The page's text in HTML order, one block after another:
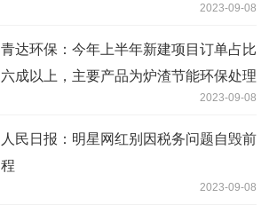
2023-09-08
青达环保：今年上半年新建项目订单占比
六成以上，主要产品为炉渣节能环保处理
2023-09-08
人民日报：明星网红别因税务问题自毁前
程
2023-09-08